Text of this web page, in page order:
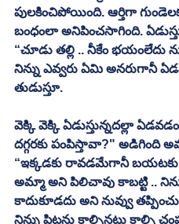
పులకించిపోయింది. ఆర్తిగా
బంధంలా అనిపించసాగింది.
“చూడు తల్లి .. నీకేం భయంలేదు
నిన్ను ఎవ్వరు ఏమి అనరుగానీ
తుడుస్తూ.
వెక్కి వెక్కి ఏడుస్తున్నదల్లా
దగ్గరకు పంపిస్తావా?"
“ఇక్కడకు రావడమేగానీ బయటకు
అమ్మా అని పిలిచావు కాబట్టి ..
కాదుకూడదు అని నువ్వు
నిన్ను పిట్టను కాల్చినట్టు కాల్చి